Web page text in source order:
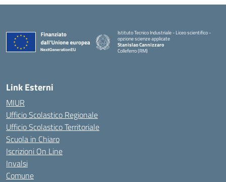
Istituto Tecnico Industriale - Liceo scientifico -
opzione scienze applicate
Stanislao Cannizzaro
Colleferro (RM)
Link Esterni
MIUR
Ufficio Scolastico Regionale
Ufficio Scolastico Territoriale
Scuola in Chiaro
Iscrizioni On Line
Invalsi
Comune